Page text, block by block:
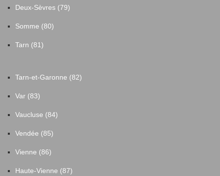
Deux-Sèvres (79)
Somme (80)
Tarn (81)
Tarn-et-Garonne (82)
Var (83)
Vaucluse (84)
Vendée (85)
Vienne (86)
Haute-Vienne (87)